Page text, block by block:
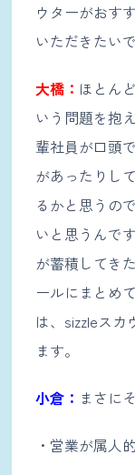
ウターがおす
いただきたいで
大橋： ほとん
いう問題を抱
輩社員が口頭
があったりし
るかと思うの
いと思うんで
が蓄積してき
ールにまとめ
は、sizzleス
ます。
小倉： まさに
・営業が属人的